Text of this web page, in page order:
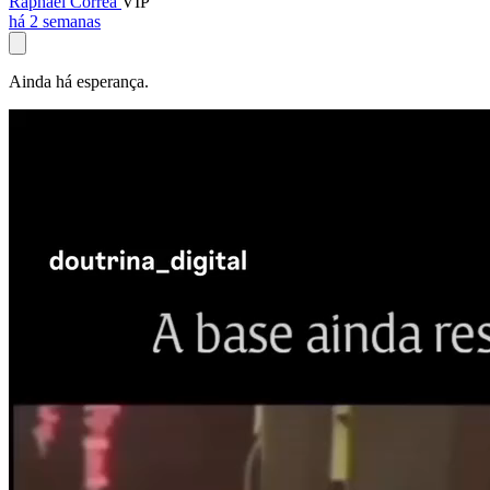
há 2 semanas
Ainda há esperança.